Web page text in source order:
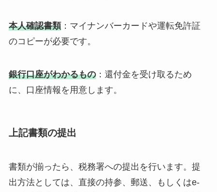
本人確認書類：マイナンバーカードや運転免許証
のコピーが必要です。
銀行口座がわかるもの：還付金を受け取るため
に、口座情報を用意します。
上記書類の提出
書類が揃ったら、税務署への提出を行います。提
出方法としては、直接の持参、郵送、もしくはe-